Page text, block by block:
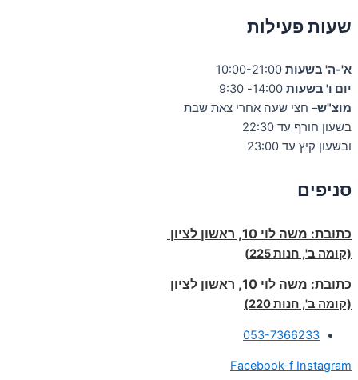
שעות פעילות
א'-ה' בשעות
יום ו' בשעות
מוצ"ש– חצי שעה אחרי צאת שבת
בשעון חורף עד 22:30
ובשעון קיץ עד 23:00
סניפים
כתובת: משה לוי 10, ראשון לציון
(קומה ב', חנות 225)
כתובת: משה לוי 10, ראשון לציון
(קומה ב', חנות 220)
053-7366233
Facebook-f Instagram